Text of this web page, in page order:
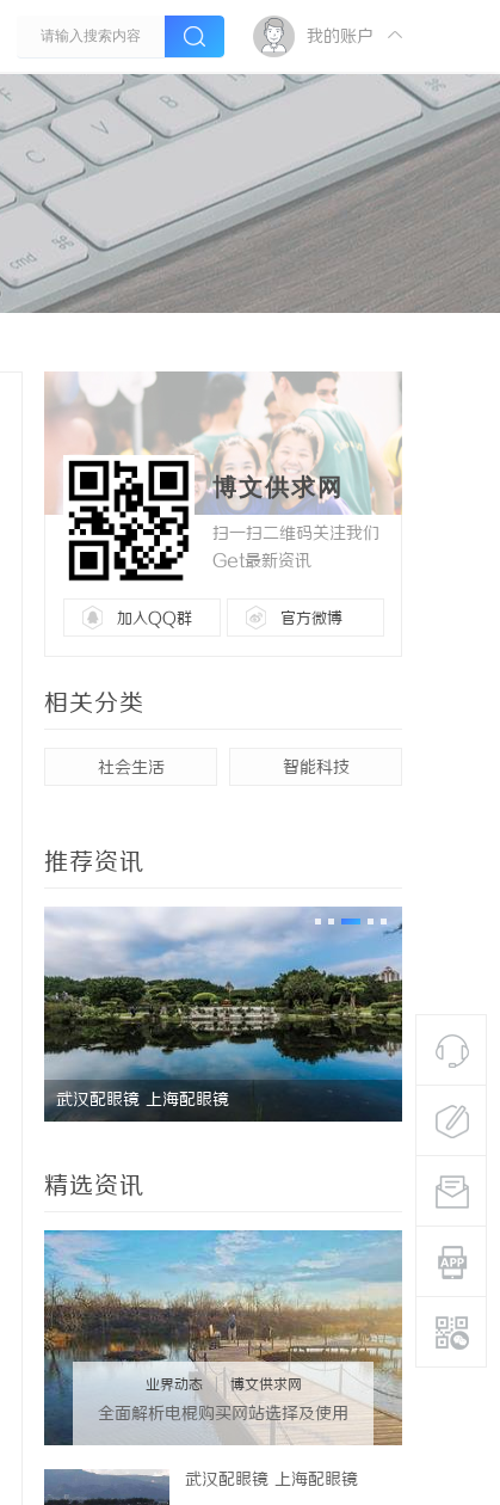
我的账户
博文供求网
扫一扫二维码关注我们
Get最新资讯
加入QQ群 官方微博
相关分类
社会生活 智能科技
推荐资讯
武汉配眼镜 上海配眼镜 深度解析
精选资讯
业界动态 | 博文供求网
全面解析电棍购买网站选择及使用
指南，保障安全与合法性
武汉配眼镜 上海配眼镜